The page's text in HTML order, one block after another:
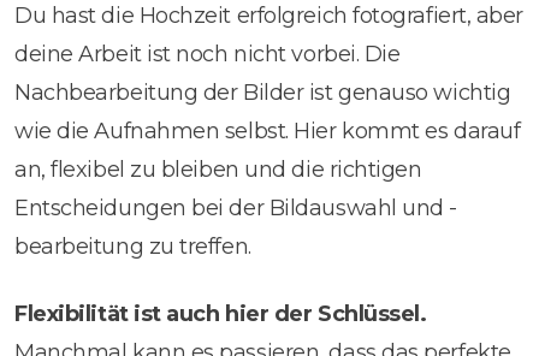
Du hast die Hochzeit erfolgreich fotografiert, aber
deine Arbeit ist noch nicht vorbei. Die
Nachbearbeitung der Bilder ist genauso wichtig
wie die Aufnahmen selbst. Hier kommt es darauf
an, flexibel zu bleiben und die richtigen
Entscheidungen bei der Bildauswahl und -
bearbeitung zu treffen.
Flexibilität ist auch hier der Schlüssel.